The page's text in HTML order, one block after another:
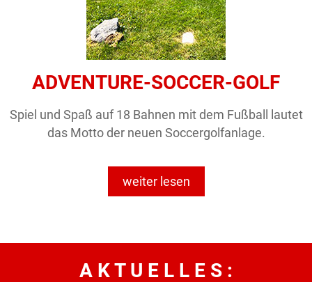
ADVENTURE-SOCCER-GOLF
Spiel und Spaß auf 18 Bahnen mit dem Fußball lautet
das Motto der neuen Soccergolfanlage.
weiter lesen
A K T U E L L E S :